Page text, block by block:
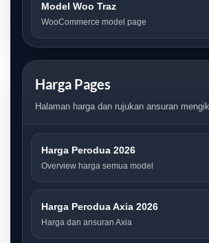
Model Woo Traz
WooCommerce model page
Harga Pages
Halaman harga dan rujukan ansuran
Harga Perodua 2026
Overview harga semua model
Harga Perodua Axia 2026
Harga dan ansuran Axia